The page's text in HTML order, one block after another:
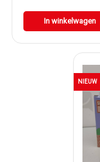
In winkelwagen
NIEUW